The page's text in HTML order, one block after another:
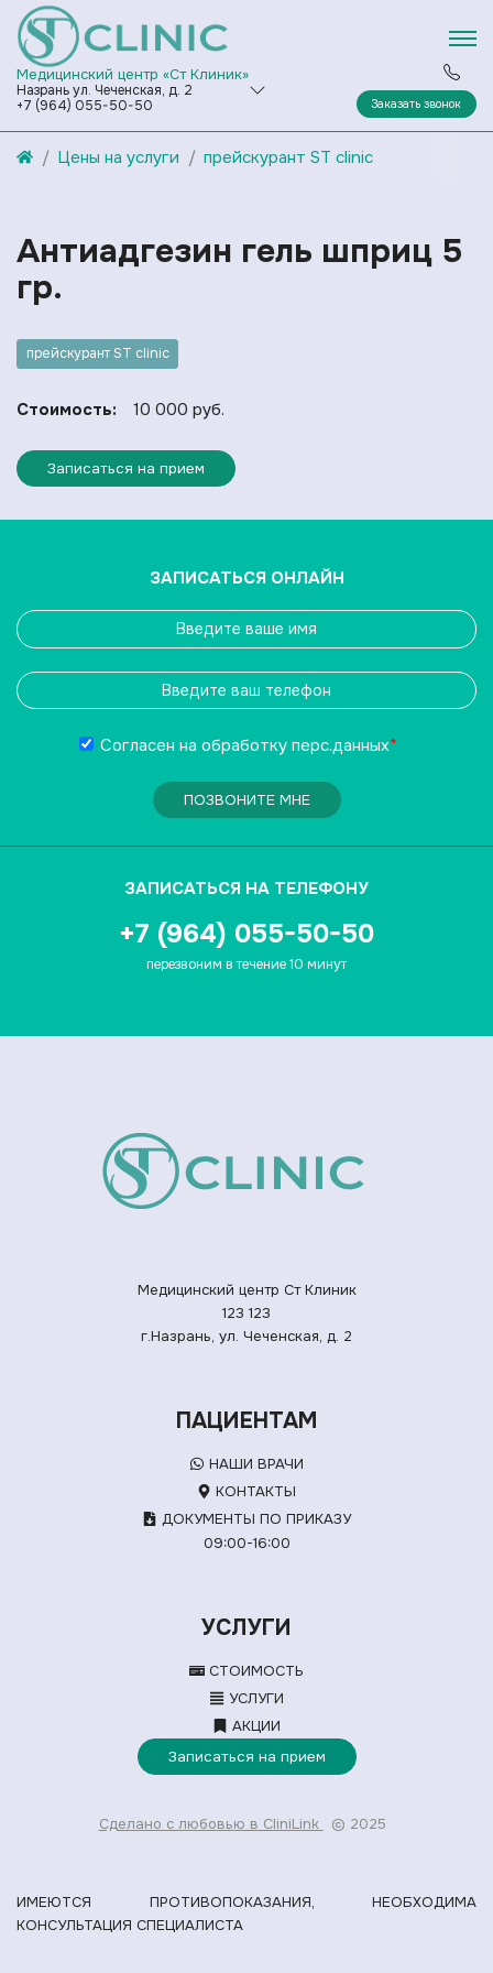
Медицинский центр «Ст Клиник»
Назрань ул. Чеченская, д. 2
+7 (964) 055-50-50
Заказать звонок
Цены на услуги прейскурант ST clinic
Антиадгезин гель шприц 5
гр.
прейскурант ST clinic
Стоимость: 10 000 руб.
Записаться на прием
ЗАПИСАТЬСЯ ОНЛАЙН
Согласен на обработку перс.данных*
ПОЗВОНИТЕ МНЕ
ЗАПИСАТЬСЯ НА ТЕЛЕФОНУ
+7 (964) 055-50-50
перезвоним в течение 10 минут
Медицинский центр Ст Клиник
123 123
г.Назрань, ул. Чеченская, д. 2
ПАЦИЕНТАМ
НАШИ ВРАЧИ
КОНТАКТЫ
ДОКУМЕНТЫ ПО ПРИКАЗУ
09:00-16:00
УСЛУГИ
СТОИМОСТЬ
УСЛУГИ
АКЦИИ
Записаться на прием
Сделано с любовью в CliniLink © 2025
ИМЕЮТСЯ ПРОТИВОПОКАЗАНИЯ, НЕОБХОДИМА
КОНСУЛЬТАЦИЯ СПЕЦИАЛИСТА